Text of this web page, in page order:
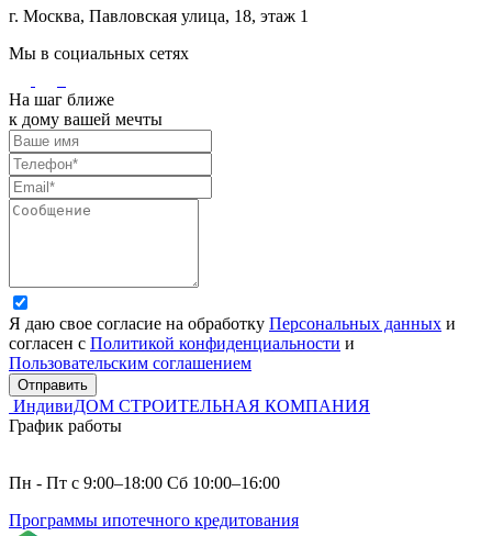
г. Москва, Павловская улица, 18, этаж 1
Мы в социальных сетях
На шаг ближе
к дому вашей мечты
Я даю свое согласие на обработку Персональных данных и
согласен с Политикой конфиденциальности и
Пользовательским соглашением
Отправить
ИндивиДОМ СТРОИТЕЛЬНАЯ КОМПАНИЯ
График работы
Пн - Пт с 9:00–18:00 Сб 10:00–16:00
Программы ипотечного кредитования